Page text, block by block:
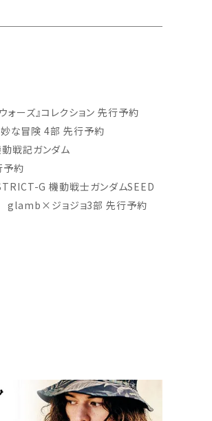
ォーズ』コレクション 先行予約
な冒険 4部 先行予約
戦記ガンダム
約
G 機動戦士ガンダムSEED
glamb×ジョジョ3部 先行予約